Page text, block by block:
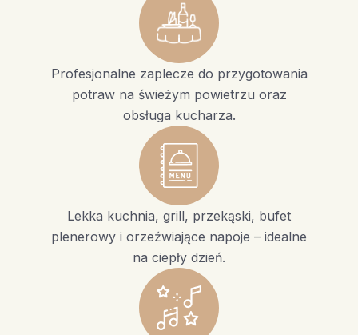
Profesjonalne zaplecze do przygotowania
potraw na świeżym powietrzu oraz
obsługa kucharza.
Lekka kuchnia, grill, przekąski, bufet
plenerowy i orzeźwiające napoje – idealne
na ciepły dzień.